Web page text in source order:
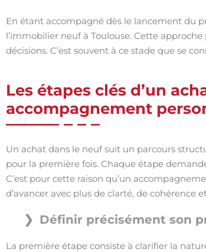
En étant accompagné dès le lancement du
l’immobilier neuf à Toulouse. Cette
décisions. C’est souvent à ce stade que se
Les étapes clés d’un
accompagnement
Un achat dans le neuf suit un parcours
pour la première fois. Chaque étape
C’est pour cette raison qu’un
d’avancer avec plus de clarté, de cohérence
Définir précisément son
La première étape consiste à clarifier la